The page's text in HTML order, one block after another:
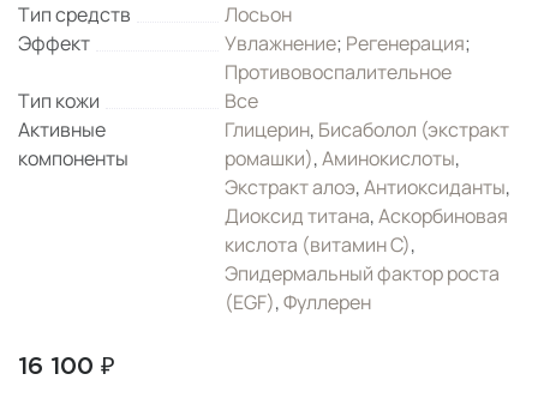
Тип средств
Лосьон
Эффект
Увлажнение; Регенерация;
Противовоспалительное
Тип кожи
Все
Активные
компоненты
Глицерин, Бисаболол (экстракт
ромашки),Аминокислоты,
Экстракт алоэ,Антиоксиданты,
Диоксид титана,Аскорбиновая
кислота (витамин С),
Эпидермальный фактор роста
(EGF),Фуллерен
16 100 ₽